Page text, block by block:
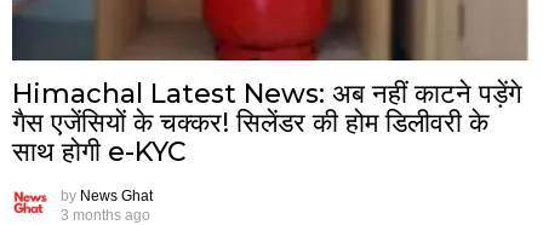
Himachal Latest News: अब नहीं काटने पड़ेंगे
गैस एजेंसियों के चक्कर! सिलेंडर की होम डिलीवरी के
साथ होगी e-KYC
by News Ghat
3 months ago